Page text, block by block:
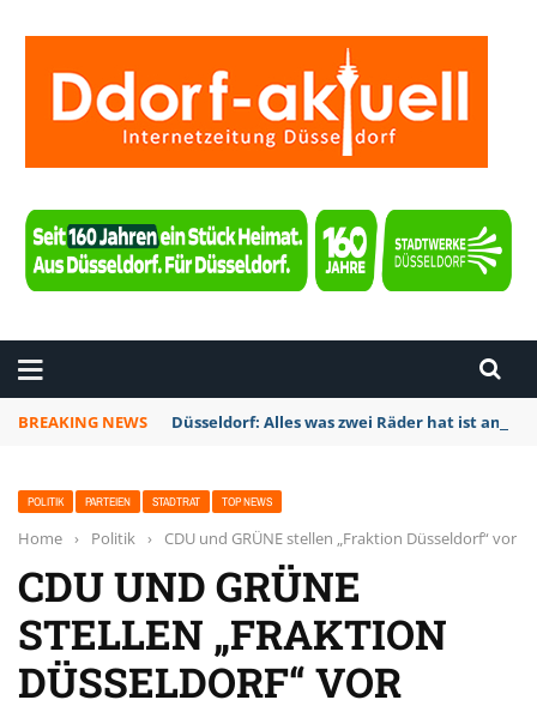
BREAKING NEWS Düsseldorf: Alles was zwei Räder hat ist am
POLITIK PARTEIEN STADTRAT TOP NEWS
Home › Politik › CDU und GRÜNE stellen „Fraktion Düsseldorf“ vor
CDU UND GRÜNE
STELLEN „FRAKTION
DÜSSELDORF“ VOR